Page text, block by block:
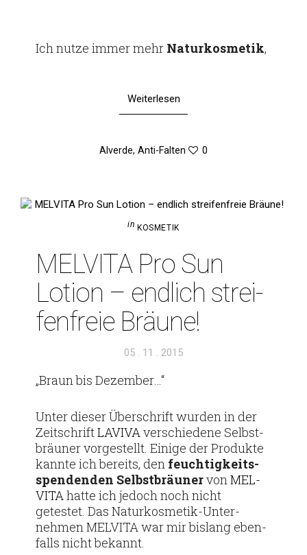
Ich nutze immer mehr Natur­kos­metik,
Weiterlesen
Alverde, Anti-Falten 0
in KOSMETIK
MEL­VITA Pro Sun
Lotion – end­lich strei­
fen­freie Bräune!
Veröffentlicht
05 . 11 . 2015
„Braun bis Dezember…“
Unter dieser Über­schrift wurden in der
Zeit­schriftLAVIVAver­schie­dene Selbst­
bräuner vor­ge­stellt. Einige der Pro­dukte
kannte ich bereits, den feuch­tig­keits­
spen­denden Selbst­bräunervonMEL­
VITAhatte ich jedoch noch nicht
getestet. Das Natur­­kos­­metik-Unter­­
nehmen MEL­VITA war mir bis­lang eben­
falls nicht bekannt.